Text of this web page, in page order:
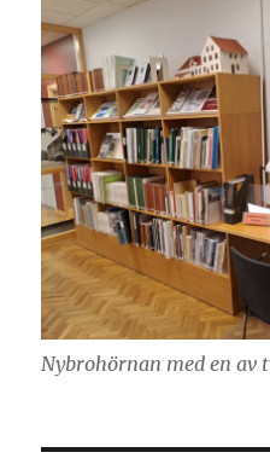
Nybrohörnan med en av